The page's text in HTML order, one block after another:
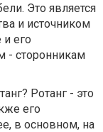
Это является
и источником
и его
- сторонникам
Ротанг - это
его
в основном, на